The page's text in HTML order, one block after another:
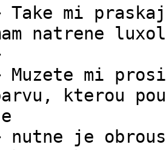
Take mi
natrene
Muzete mi
kterou
nutne je